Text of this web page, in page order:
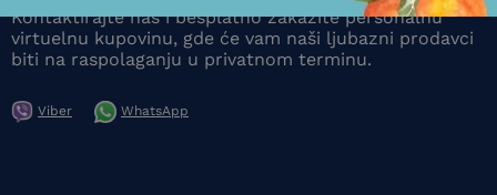
Kontaktirajte nas i besplatno zakažite personalnu
virtuelnu kupovinu, gde će vam naši ljubazni prodavci
biti na raspolaganju u privatnom terminu.
Viber WhatsApp